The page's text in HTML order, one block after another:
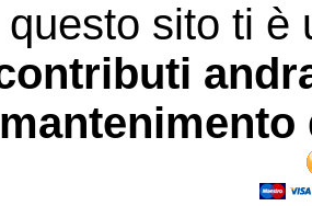
questo sito ti è